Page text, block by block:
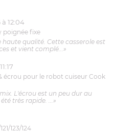
12:04
poignée fixe
qualité. Cette casserole est
et vient complé...»
écrou pour le robot cuiseur Cook
L'écrou est un peu dur au
très rapide. ...»
123/124